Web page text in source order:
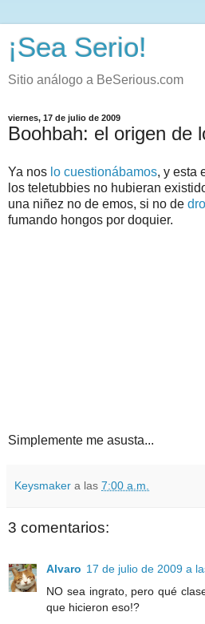
¡Sea Serio!
Sitio análogo a BeSerious.com
viernes, 17 de julio de 2009
Boohbah: el origen de
Ya nos lo cuestionábamos, y esta
los teletubbies no hubieran
una niñez no de emos, si no de
fumando hongos por doquier.
Simplemente me asusta...
Keysmaker a las 7:00 a.m.
3 comentarios:
Alvaro 17 de julio de 2009 a
NO sea ingrato, pero qué
que hicieron eso!?